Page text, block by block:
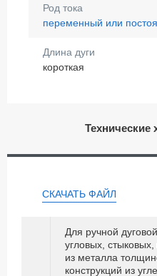
Род тока
переменный или
Длина дуги
короткая
Технические
СКАЧАТЬ ФАЙЛ
Для ручной
угловых,
из металла
конструкций из